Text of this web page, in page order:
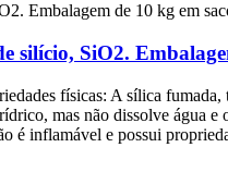
SiO2.
físicas: A sílica
mas não dissolve água
é inflamável e possui